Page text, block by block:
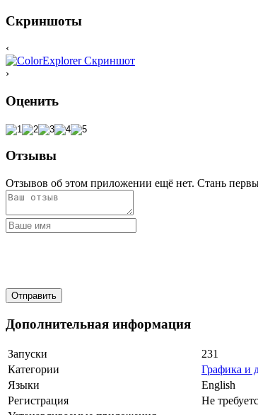
Скриншоты
‹
›
Оценить
Отзывы
Отзывов об этом приложении ещё нет. Стань
Дополнительная информация
Запуски
231
Категории
Графика и
Языки
English
Регистрация
Не